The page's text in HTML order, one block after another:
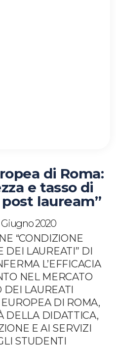
di Roma:
e tasso di
lauream”
Giugno 2020
“CONDIZIONE
DEI LAUREATI” DI
L’EFFICACIA
NEL MERCATO
DEI LAUREATI
DI ROMA,
DELLA DIDATTICA,
E AI SERVIZI
STUDENTI